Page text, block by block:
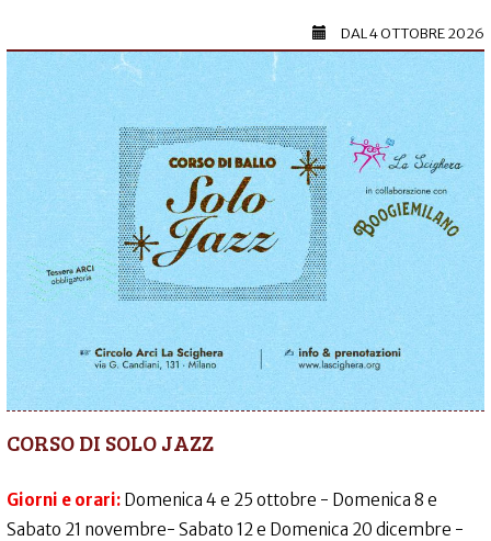
DAL4 OTTOBRE 2026
CORSO DI SOLO JAZZ
Giorni e orari: Domenica 4 e 25 ottobre - Domenica 8 e
Sabato 21 novembre- Sabato 12 e Domenica 20 dicembre -